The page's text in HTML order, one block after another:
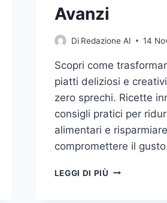
Avanzi
Di Redazione AI 14
Scopri come
piatti deliziosi e
zero sprechi. Ricette
consigli pratici per
alimentari e
compromettere il
LEGGI DI PIÙ CUCINA